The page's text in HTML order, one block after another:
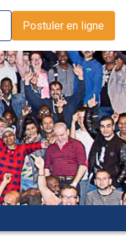
Postuler en ligne